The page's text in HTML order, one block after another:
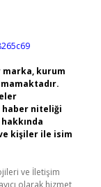
kurum
haber niteliği
kişiler ile isim
ve İletişim
olarak hizmet